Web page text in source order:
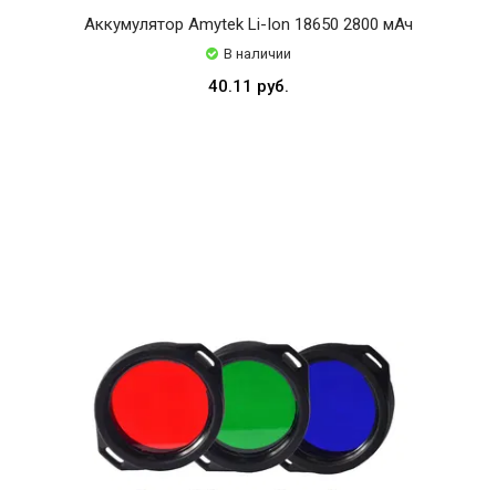
Аккумулятор Amytek Li-Ion 18650 2800 мАч
В наличии
40.11 руб.